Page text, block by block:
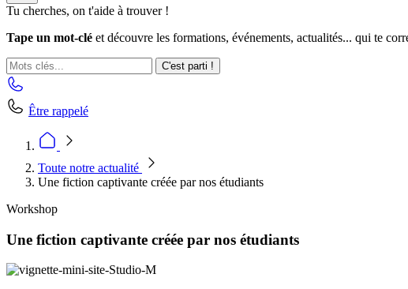
Tu cherches, on t'aide à trouver !
Tape un mot-clé et découvre les formations, événements, actualités... qui te
C'est parti !
Être rappelé
Toute notre actualité
Une fiction captivante créée par nos étudiants
Workshop
Une fiction captivante créée par nos étudiants